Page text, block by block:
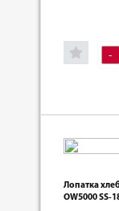
-
Лопатка
OW5000 SS-